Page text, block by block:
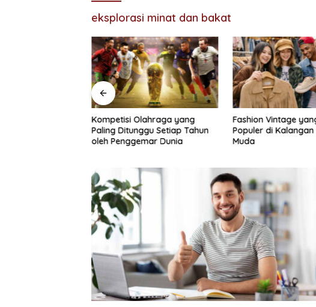
eksplorasi minat dan bakat
Kompetisi Olahraga yang
Paling Ditunggu Setiap Tahun
oleh Penggemar Dunia
Fashion Vintage
Populer di Kalangan
Muda